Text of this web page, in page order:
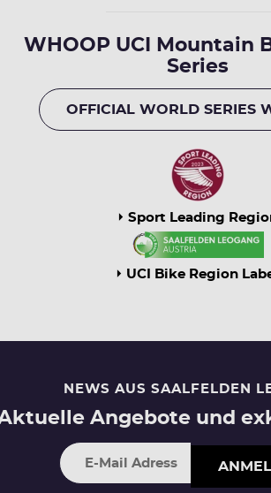
WHOOP UCI Mountain
Series
OFFICIAL WORLD SERIES
Sport Leading
UCI Bike Region
NEWS AUS SAALFELDEN
Angebote und